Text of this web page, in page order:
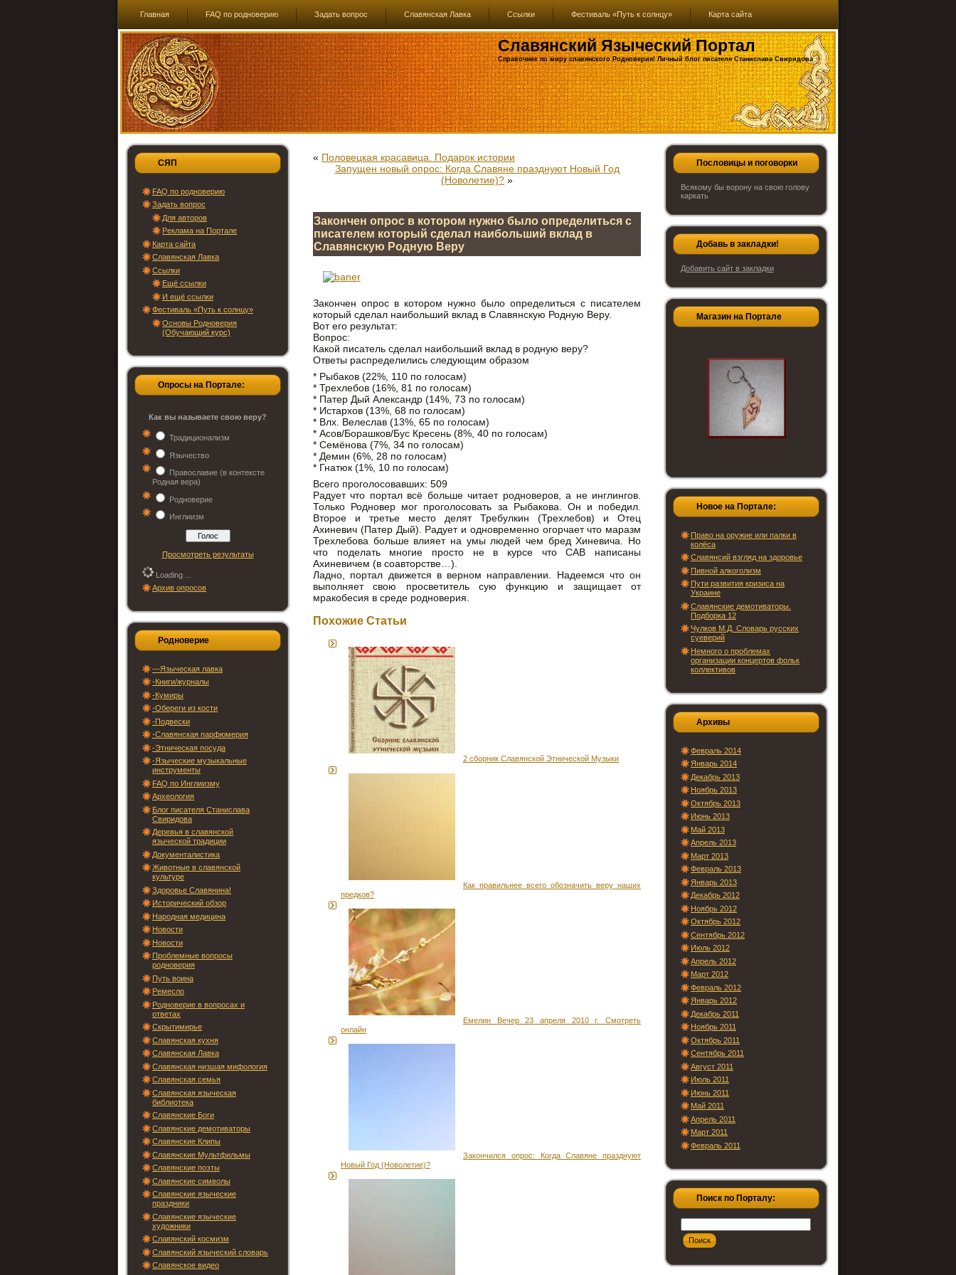
Главная FAQ по родноверию Задать вопрос Славянская Лавка Ссылки Фестиваль «Путь к солнцу» Карта сайта
Славянский Языческий Портал
Справочник по миру славянского Родноверия! Личный блог писателя Станислава Свиридова
СЯП
FAQ по родноверию
Задать вопрос
Для авторов
Реклама на Портале
Карта сайта
Славянская Лавка
Ссылки
Ещё ссылки
И ещё ссылки
Фестиваль «Путь к солнцу»
Основы Родноверия
(Обучающий курс)
Опросы на Портале:
Как вы называете свою веру?
Традиционализм
Язычество
Православие (в контексте
Родная вера)
Родноверие
Инглиизм
Просмотреть результаты
Loading ...
Архив опросов
Родноверие
—Языческая лавка
-Книги/журналы
-Кумиры
-Обереги из кости
-Подвески
-Славянская парфюмерия
-Этническая посуда
-Языческие музыкальные
инструменты
FAQ по Инглиизму
Археология
Блог писателя Станислава
Свиридова
Деревья в славянской
языческой традиции
Документалистика
Животные в славянской
культуре
Здоровье Славянина!
Исторический обзор
Народная медицина
Новости
Новости
Проблемные вопросы
родноверия
Путь воина
Ремесло
Родноверие в вопросах и
ответах
Скрытимирье
Славянская кухня
Славянская Лавка
Славянская низшая мифология
Славянская семья
Славянская языческая
библиотека
Славянские Боги
Славянские демотиваторы
Славянские Клипы
Славянские Мультфильмы
Славянские поэты
Славянские символы
Славянские языческие
праздники
Славянские языческие
художники
Славянский космизм
Славянский языческий словарь
Славянское видео
« Половецкая красавица. Подарок истории
Запущен новый опрос: Когда Славяне празднуют Новый Год
(Новолетие)? »
Закончен опрос в котором нужно было определиться с
писателем который сделал наибольший вклад в
Славянскую Родную Веру
Закончен опрос в котором нужно было определиться с писателем
который сделал наибольший вклад в Славянскую Родную Веру.
Вот его результат:
Вопрос:
Какой писатель сделал наибольший вклад в родную веру?
Ответы распределились следующим образом
* Рыбаков (22%, 110 по голосам)
* Трехлебов (16%, 81 по голосам)
* Патер Дый Александр (14%, 73 по голосам)
* Истархов (13%, 68 по голосам)
* Влх. Велеслав (13%, 65 по голосам)
* Асов/Борашков/Бус Кресень (8%, 40 по голосам)
* Семёнова (7%, 34 по голосам)
* Демин (6%, 28 по голосам)
* Гнатюк (1%, 10 по голосам)
Всего проголосовавших: 509
Радует что портал всё больше читает родноверов, а не инглингов.
Только Родновер мог проголосовать за Рыбакова. Он и победил.
Второе и третье место делят Требулкин (Трехлебов) и Отец
Ахиневич (Патер Дый). Радует и одновременно огорчает что маразм
Трехлебова больше влияет на умы людей чем бред Хиневича. Но
что поделать многие просто не в курсе что САВ написаны
Ахиневичем (в соавторстве…).
Ладно, портал движется в верном направлении. Надеемся что он
выполняет свою просветитель сую функцию и защищает от
мракобесия в среде родноверия.
Похожие Статьи
2 сборник Славянской Этнической Музыки
Как правильнее всего обозначить веру наших
предков?
Емелин Вечер 23 апреля 2010 г. Смотреть
онлайн
Закончился опрос: Когда Славяне празднуют
Новый Год (Новолетие)?
Пословицы и поговорки
Всякому бы ворону на свою голову
каркать
Добавь в закладки!
Добавить сайт в закладки
Магазин на Портале
Новое на Портале:
Право на оружие или палки в
колёса
Славянсий взгляд на здоровье
Пивной алкоголизм
Пути развития кризиса на
Украине
Славянские демотиваторы.
Подборка 12
Чулков М.Д. Словарь русских
суеверий
Немного о проблемах
организации концертов фольк
коллективов
Архивы
Февраль 2014
Январь 2014
Декабрь 2013
Ноябрь 2013
Октябрь 2013
Июнь 2013
Май 2013
Апрель 2013
Март 2013
Февраль 2013
Январь 2013
Декабрь 2012
Ноябрь 2012
Октябрь 2012
Сентябрь 2012
Июль 2012
Апрель 2012
Март 2012
Февраль 2012
Январь 2012
Декабрь 2011
Ноябрь 2011
Октябрь 2011
Сентябрь 2011
Август 2011
Июль 2011
Июнь 2011
Май 2011
Апрель 2011
Март 2011
Февраль 2011
Поиск по Порталу: